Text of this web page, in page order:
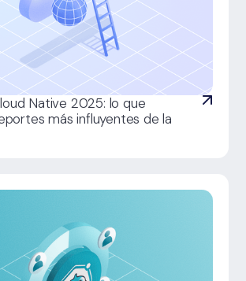
Native 2025: lo que
más influyentes de la